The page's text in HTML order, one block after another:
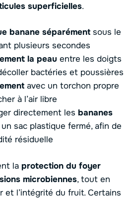
superficielles.
banane séparément sous le
plusieurs secondes
la peau entre les doigts
bactéries et poussières
avec un torchon propre
à l’air libre
directement les bananes
sac plastique fermé, afin de
résiduelle
la protection du foyer
microbiennes, tout en
et l’intégrité du fruit. Certains